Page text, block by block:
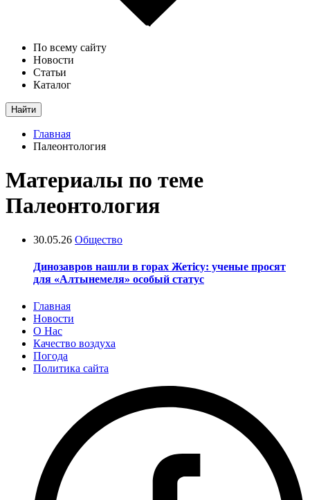
По всему сайту
Новости
Статьи
Каталог
Найти
Главная
Палеонтология
Материалы по теме
Палеонтология
30.05.26 Общество
Динозавров нашли в горах Жетісу: ученые просят
для «Алтынемеля» особый статус
Главная
Новости
О Нас
Качество воздуха
Погода
Политика сайта